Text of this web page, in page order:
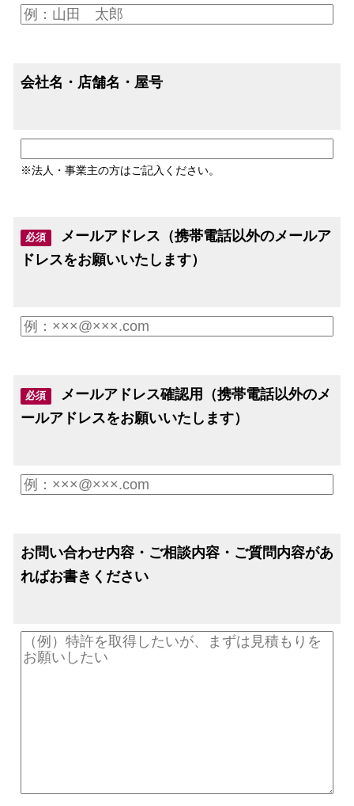
会社名・店舗名・屋号
※法人・事業主の方はご記入ください。
必須
メールアドレス（携帯電話以外のメールア
ドレスをお願いいたします）
必須
メールアドレス確認用（携帯電話以外のメ
ールアドレスをお願いいたします）
お問い合わせ内容・ご相談内容・ご質問内容があ
ればお書きください